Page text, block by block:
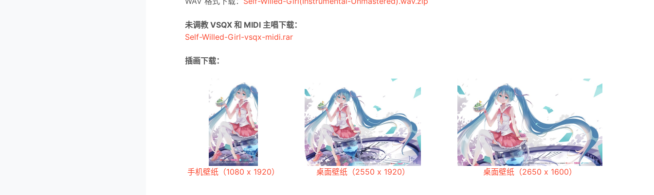
未调教 VSQX 和 MIDI 主唱下载：
Self-Willed-Girl-vsqx-midi.rar
插画下载：
手机壁纸（1080 x 1920） 桌面壁纸（2550 x 1920） 桌面壁纸（2650 x 1600）